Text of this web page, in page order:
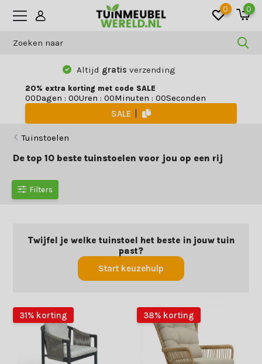
0 0
Betaal zoals jij wilt:vooraf, achteraf
20% extra korting met code SALE
00Dagen : 00Uren : 00Minuten : 00Seconden
SALE
Tuinstoelen
De top 10 beste tuinstoelen voor jou op een rij
Filters
Twijfel je welke tuinstoel het beste in jouw tuin
past?
Start keuzehulp
31% korting 38% korting